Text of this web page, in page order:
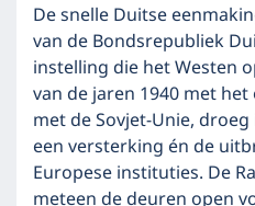
De snelle Duitse
van de Bondsrepubliek
instelling die het Westen
van de jaren 1940 met
met de Sovjet-Unie,
een versterking én de
Europese instituties. De
meteen de deuren open